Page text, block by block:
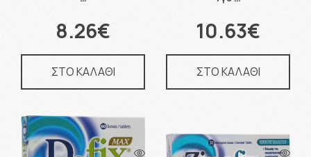
8.26€
ΣΤΟ ΚΑΛΑΘΙ
10.63€
ΣΤΟ ΚΑΛΑΘΙ